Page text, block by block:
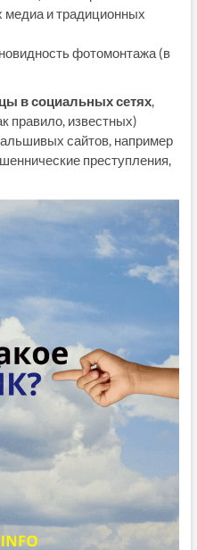
и традиционных
фотомонтажа (в
в социальных сетях,
правило, известных)
сайтов, например
преступления,